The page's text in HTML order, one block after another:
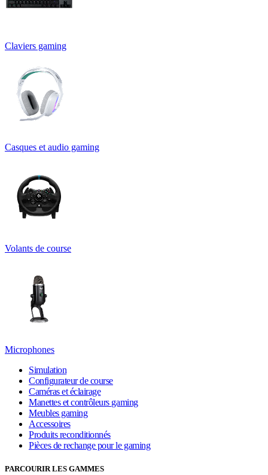
Claviers gaming
Casques et audio gaming
Volants de course
Microphones
Simulation
Configurateur de course
Caméras et éclairage
Manettes et contrôleurs gaming
Meubles gaming
Accessoires
Produits reconditionnés
Pièces de rechange pour le gaming
PARCOURIR LES GAMMES